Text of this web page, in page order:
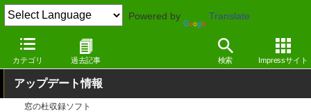
Powered by Translate
カテゴリ 過去記事 検索 Impressサイト
窓の杜 その他の話題 アップデート
アップデート情報
窓の杜収録ソフト